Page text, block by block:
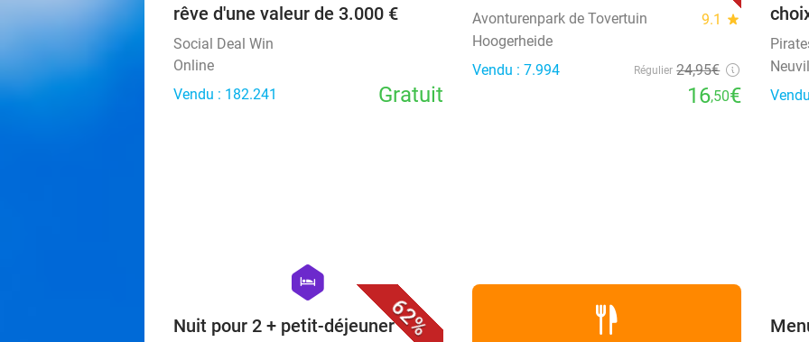
rêve d'une valeur de 3.000 €
Social Deal Win
Online
Vendu : 182.241
Gratuit
Avonturenpark de Tovertuin 9.1 star
Hoogerheide
Vendu : 7.994
Régulier 24,95€
16,50€
62%
hexagon
hotel
Nuit pour 2 + petit-déjeuner +